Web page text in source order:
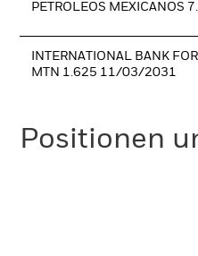
PETROLEOS
INTERNATIONAL BANK
MTN 1.625 11/03/2031
Positionen